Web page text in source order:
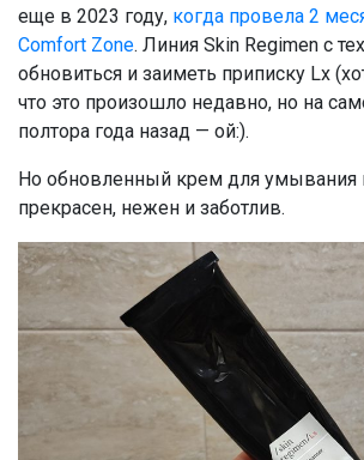
еще в 2023 году, когда провела 2
Comfort Zone. Линия Skin Regimen с
обновиться и заиметь приписку Lx
что это произошло недавно, но на
полтора года назад — ой:).
Но обновленный крем для умывания
прекрасен, нежен и заботлив.